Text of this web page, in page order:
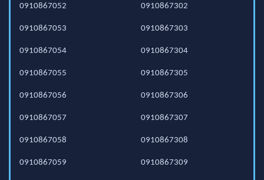
0910867052
0910867053
0910867054
0910867055
0910867056
0910867057
0910867058
0910867059
0910867302
0910867303
0910867304
0910867305
0910867306
0910867307
0910867308
0910867309